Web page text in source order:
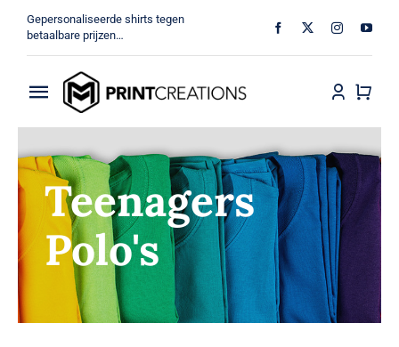
naar
inhoud
Gepersonaliseerde shirts tegen
betaalbare prijzen…
Toggle
Navigation
Militair
Veteraan
Teenagers
Polo's